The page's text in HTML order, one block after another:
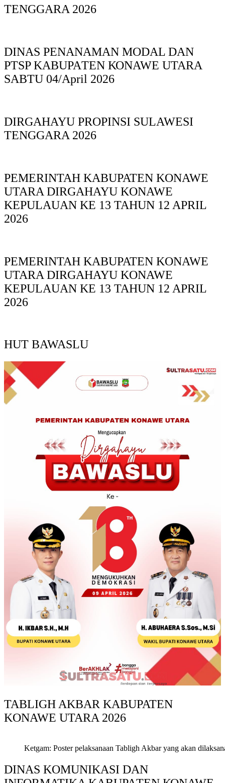
TENGGARA 2026
DINAS PΕΝΑΝΑΜAN MODAL DAN
PTSP KABUPAΤΕΝ ΚΟNAWE UTARA
SABTU 04/April 2026
DIRGAHAYU PROPINSI SULAWESI
TENGGARA 2026
PEMERINTAH KABUPATEN KONAWE
UTARA DIRGAHAYU KONAWE
KEPULAUAN KE 13 TAHUN 12 APRIL
2026
PEMERINTAH KABUPATEN KONAWE
UTARA DIRGAHAYU KONAWE
KEPULAUAN KE 13 TAHUN 12 APRIL
2026
HUT BAWASLU
TABLIGH AKBAR KABUPATEN
KONAWE UTARA 2026
Ketgam: Poster pelaksanaan Tabligh Akbar yang akan
DINAS KOMUNIKASI DAN